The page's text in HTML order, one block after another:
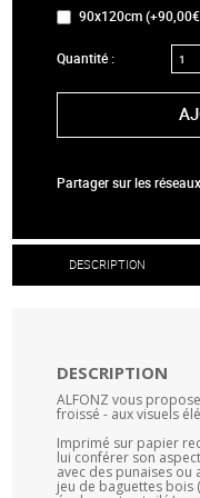
90x120cm
Quantité :
Partager sur les
DESCRIPTION
DESCRIPTION
ALFONZ vous
froissé - aux visuels
Imprimé sur papier
lui conférer son
avec des punaises ou
jeu de baguettes bois